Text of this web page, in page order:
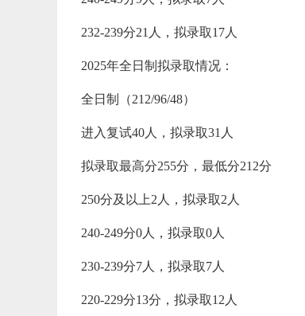
232-239分21人，拟录取17人
2025年全日制拟录取情况：
全日制（212/96/48）
进入复试40人，拟录取31人
拟录取最高分255分，最低分212分
250分及以上2人，拟录取2人
240-249分0人，拟录取0人
230-239分7人，拟录取7人
220-229分13分，拟录取12人